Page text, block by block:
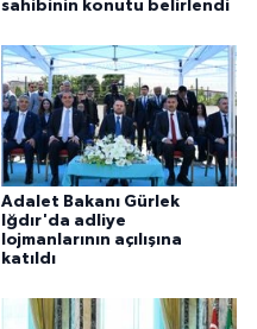
sahibinin konutu belirlendi
Adalet Bakanı Gürlek
Iğdır'da adliye
lojmanlarının açılışına
katıldı